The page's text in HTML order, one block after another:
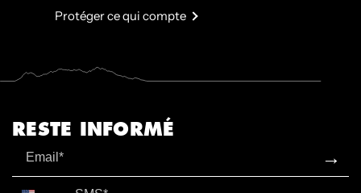
Protéger ce qui compte
RESTE INFORMÉ
→